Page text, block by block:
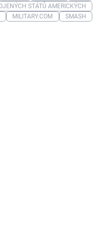
STÁTŮ AMERICKÝCH
MILITARY.COM SMASH